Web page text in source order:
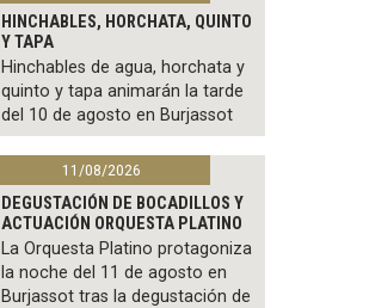
HINCHABLES, HORCHATA, QUINTO
Y TAPA
Hinchables de agua, horchata y
quinto y tapa animarán la tarde
del 10 de agosto en Burjassot
11/08/2026
DEGUSTACIÓN DE BOCADILLOS Y
ACTUACIÓN ORQUESTA PLATINO
La Orquesta Platino protagoniza
la noche del 11 de agosto en
Burjassot tras la degustación de